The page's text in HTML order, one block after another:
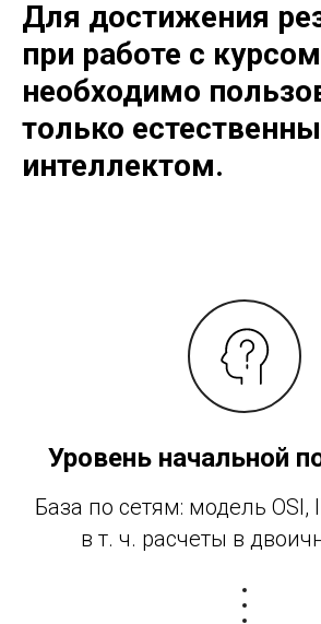
Для достижения
при работе с курсом
необходимо
только
интеллектом.
Уровень начальной
База по сетям: модель OSI,
в т. ч. расчеты в